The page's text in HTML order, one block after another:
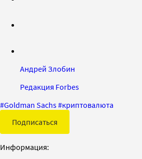
Андрей Злобин
Редакция Forbes
#Goldman Sachs#криптовалюта
Подписаться
Информация: